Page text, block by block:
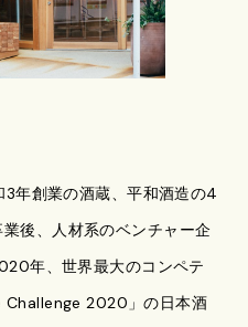
年創業の酒蔵、平和酒造の4
後、人材系のベンチャー企
年、世界最大のコンペテ
2020」の日本酒